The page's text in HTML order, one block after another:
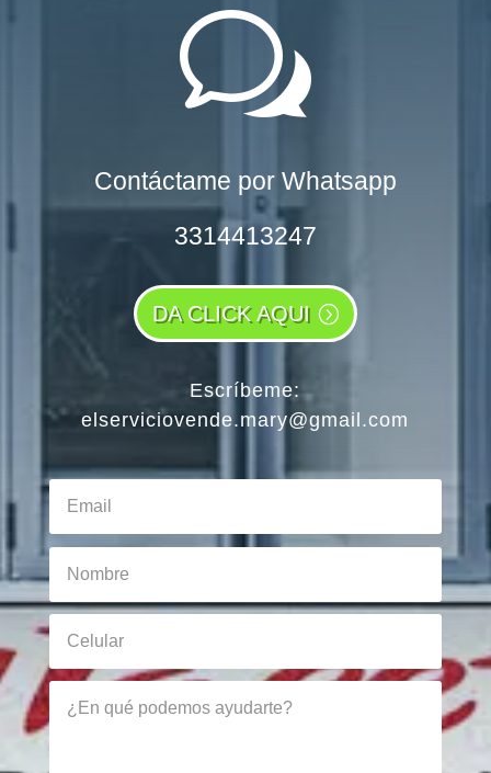
w
Contáctame por Whatsapp
3314413247
DA CLICK AQUI
Escríbeme:
elserviciovende.mary@gmail.com